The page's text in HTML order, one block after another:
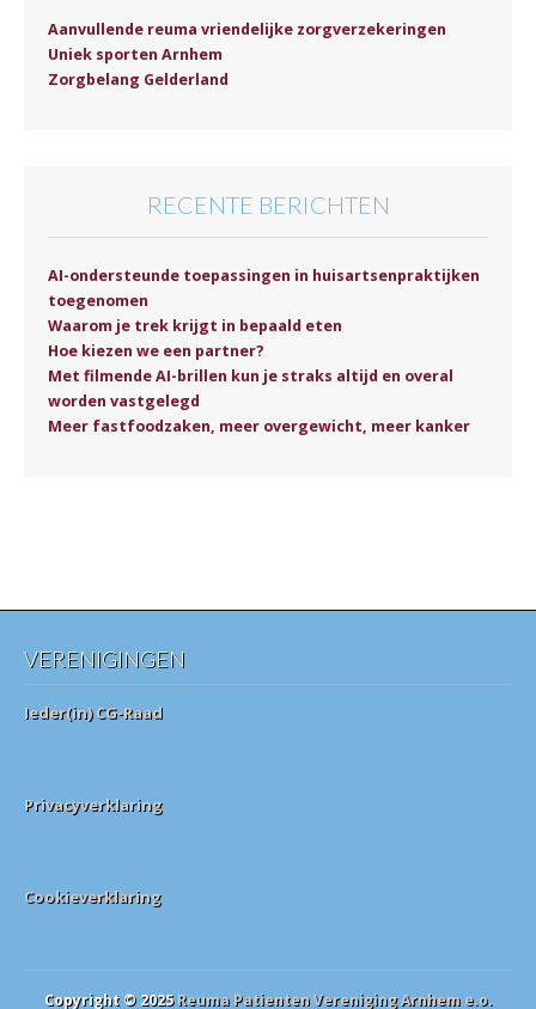
Aanvullende reuma vriendelijke zorgverzekeringen
Uniek sporten Arnhem
Zorgbelang Gelderland
RECENTE BERICHTEN
AI-ondersteunde toepassingen in huisartsenpraktijken
toegenomen
Waarom je trek krijgt in bepaald eten
Hoe kiezen we een partner?
Met filmende AI-brillen kun je straks altijd en overal
worden vastgelegd
Meer fastfoodzaken, meer overgewicht, meer kanker
VERENIGINGEN
Ieder(in) CG-Raad
Privacyverklaring
Cookieverklaring
Copyright © 2025Reuma Patienten Vereniging Arnhem e.o.